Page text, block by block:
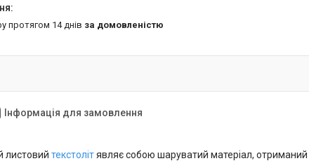
протягом 14 днів за домовленістю
Інформація для замовлення
листовий текстолітявляє собою шаруватий матеріал,